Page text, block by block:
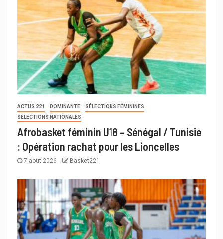
ACTUS 221 DOMINANTE
SÉLECTIONS FÉMININES
SÉLECTIONS NATIONALES
Afrobasket féminin U18 – Sénégal / Tunisie
: Opération rachat pour les Lioncelles
7 août 2026 Basket221